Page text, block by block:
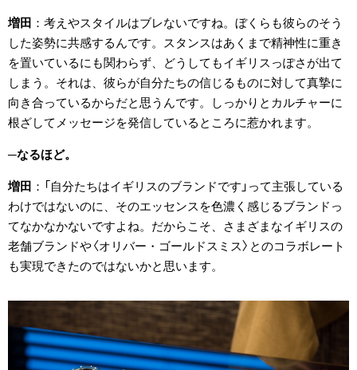
増田
考えやスタイルはブレないですね。ぼくらも彼らのそう
した姿勢に共感するんです。スタンスはあくまで精神性に重き
を置いているにも関わらず、どうしてもイギリスっぽさが出て
しまう。それは、彼らが自分たちの信じるものに対して真摯に
向き合っているからだと思うんです。しっかりとカルチャーに
根ざしてメッセージを発信しているところに惹かれます。
なるほど。
増田
「自分たちはイギリスのブランドです」って主張している
わけではないのに、そのエッセンスを色濃く感じるブランドっ
てなかなかないですよね。だからこそ、さまざまなイギリスの
老舗ブランドや〈オリバー・ゴールドスミス〉とのコラボレート
も実現できたのではないかと思います。